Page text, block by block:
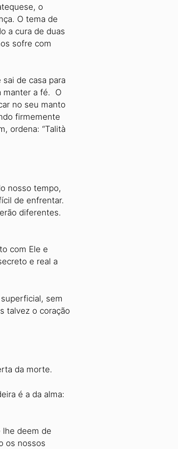
o
O tema de
a cura de duas
sofre com
de casa para
manter a fé. O
no seu manto
firmemente
ordena: “Talità
nosso tempo,
de enfrentar.
diferentes.
com Ele e
e real a
sem
talvez o coração
da morte.
é a da alma:
lhe deem de
os nossos